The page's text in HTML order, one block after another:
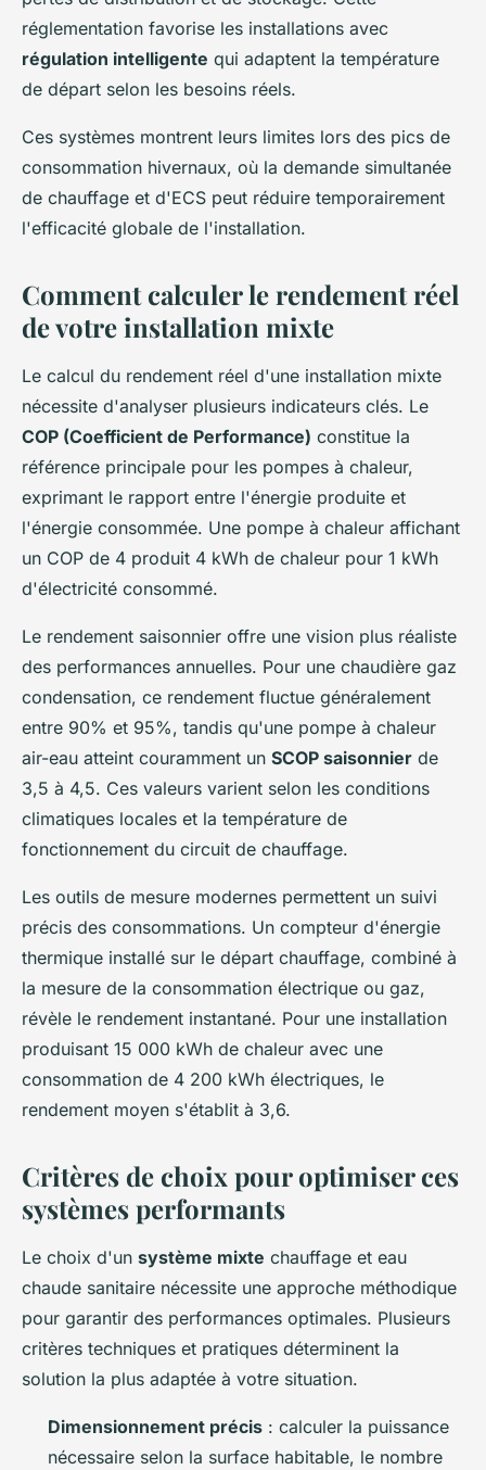
réglementation favorise les installations avec
régulation intelligente qui adaptent la température
de départ selon les besoins réels.
Ces systèmes montrent leurs limites lors des pics de
consommation hivernaux, où la demande simultanée
de chauffage et d'ECS peut réduire temporairement
l'efficacité globale de l'installation.
Comment calculer le rendement réel
de votre installation mixte
Le calcul du rendement réel d'une installation mixte
nécessite d'analyser plusieurs indicateurs clés. Le
COP (Coefficient de Performance) constitue la
référence principale pour les pompes à chaleur,
exprimant le rapport entre l'énergie produite et
l'énergie consommée. Une pompe à chaleur affichant
un COP de 4 produit 4 kWh de chaleur pour 1 kWh
d'électricité consommé.
Le rendement saisonnier offre une vision plus réaliste
des performances annuelles. Pour une chaudière gaz
condensation, ce rendement fluctue généralement
entre 90% et 95%, tandis qu'une pompe à chaleur
air-eau atteint couramment un SCOP saisonnier de
3,5 à 4,5. Ces valeurs varient selon les conditions
climatiques locales et la température de
fonctionnement du circuit de chauffage.
Les outils de mesure modernes permettent un suivi
précis des consommations. Un compteur d'énergie
thermique installé sur le départ chauffage, combiné à
la mesure de la consommation électrique ou gaz,
révèle le rendement instantané. Pour une installation
produisant 15 000 kWh de chaleur avec une
consommation de 4 200 kWh électriques, le
rendement moyen s'établit à 3,6.
Critères de choix pour optimiser ces
systèmes performants
Le choix d'un système mixte chauffage et eau
chaude sanitaire nécessite une approche méthodique
pour garantir des performances optimales. Plusieurs
critères techniques et pratiques déterminent la
solution la plus adaptée à votre situation.
Dimensionnement précis : calculer la puissance
nécessaire selon la surface habitable, le nombre